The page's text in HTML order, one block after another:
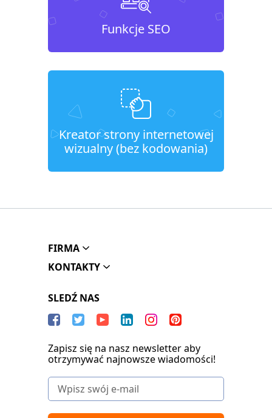
Funkcje SEO
Kreator strony internetowej
wizualny (bez kodowania)
FIRMA
KONTAKTY
SLEDŹ NAS
Zapisz się na nasz newsletter aby
otrzymywać najnowsze wiadomości!